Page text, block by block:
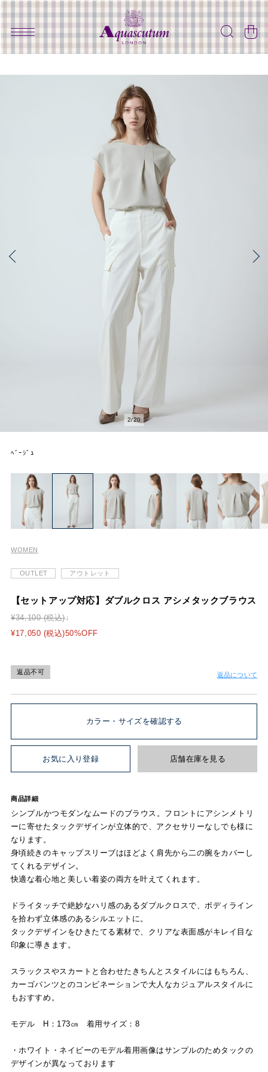
2/20
ﾍﾞｰｼﾞｭ
WOMEN
OUTLET アウトレット
【セットアップ対応】ダブルクロス アシメタックブラウス
¥34,100 (税込)
¥17,050 (税込)50%OFF
返品不可 返品について
カラー・サイズを確認する
お気に入り登録 店舗在庫を見る
商品詳細
シンプルかつモダンなムードのブラウス。フロントにアシンメトリ
ーに寄せたタックデザインが立体的で、アクセサリーなしでも様に
なります。
身頃続きのキャップスリーブはほどよく肩先から二の腕をカバーし
てくれるデザイン。
快適な着心地と美しい着姿の両方を叶えてくれます。
ドライタッチで絶妙なハリ感のあるダブルクロスで、ボディライン
を拾わず立体感のあるシルエットに。
タックデザインをひきたてる素材で、クリアな表面感がキレイ目な
印象に導きます。
スラックスやスカートと合わせたきちんとスタイルにはもちろん、
カーゴパンツとのコンビネーションで大人なカジュアルスタイルに
もおすすめ。
モデル H：173㎝ 着用サイズ：8
・ホワイト・ネイビーのモデル着用画像はサンプルのためタックの
デザインが異なっております